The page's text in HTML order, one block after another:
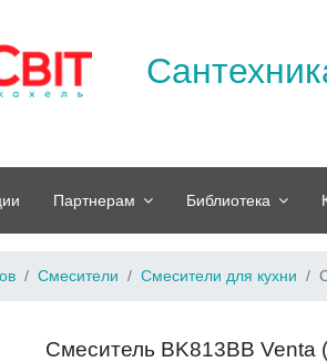
Партнерам Библиотека
Смесители Смесители для кухни
Смеситель BK813BB Venta (